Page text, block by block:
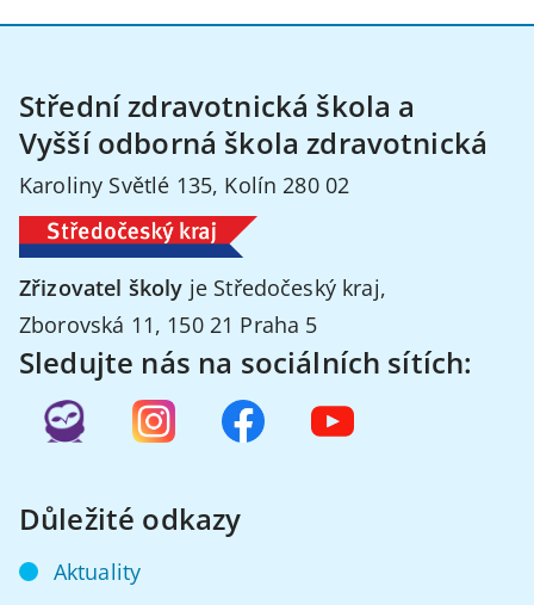
Střední zdravotnická škola a
Vyšší odborná škola zdravotnická
Karoliny Světlé 135, Kolín 280 02
Zřizovatel školy je Středočeský kraj,
Zborovská 11, 150 21 Praha 5
Sledujte nás na sociálních sítích:
Důležité odkazy
Aktuality